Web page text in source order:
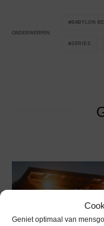
Geniet optimaal van
ONDERWERPEN
BABYLON
SERIES
Jouw ultieme
entertainment
inrichten: Van